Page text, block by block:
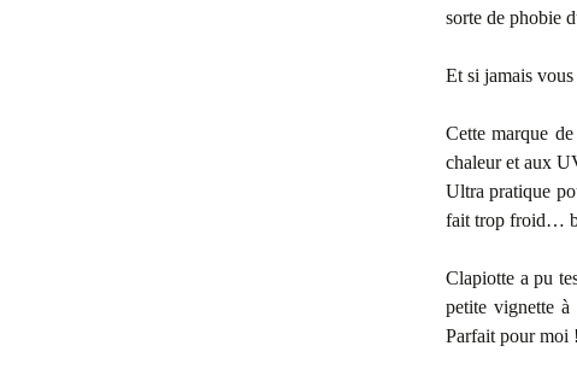
sorte de phobie
Et si jamais
Cette marque
chaleur et aux
Ultra pratique
fait trop froid…
Clapiotte a pu
petite vignette à
Parfait pour moi !